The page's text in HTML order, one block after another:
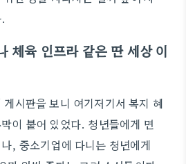
체육 인프라 같은 딴 세상 이
시판을 보니 여기저기서 복지 혜
이 붙어 있었다. 청년들에게 면
, 중소기업에 다니는 청년에게